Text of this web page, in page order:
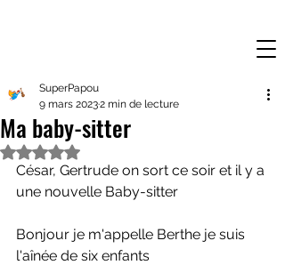
Ma baby-sitter
SuperPapou
9 mars 20232 min de lecture
Noté NaN étoiles sur 5.
César, Gertrude on sort ce soir et il y a
une nouvelle Baby-sitter
Bonjour je m'appelle Berthe je suis
l'aînée de six enfants